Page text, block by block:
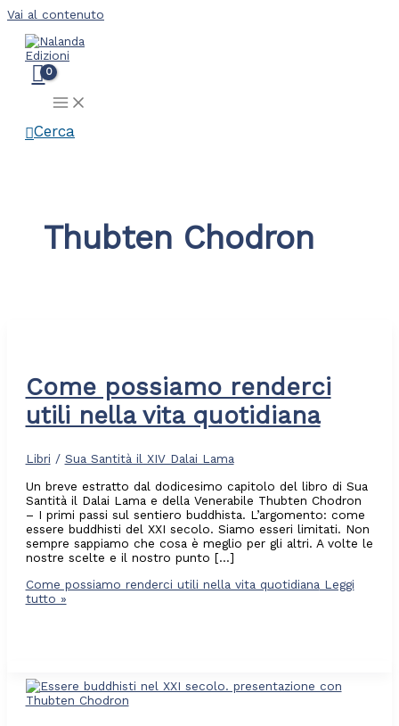
Vai al contenuto
Cerca
Thubten Chodron
Come possiamo renderci
utili nella vita quotidiana
Libri / Sua Santità il XIV Dalai Lama
Un breve estratto dal dodicesimo capitolo del libro di Sua
Santità il Dalai Lama e della Venerabile Thubten Chodron
– I primi passi sul sentiero buddhista. L’argomento: come
essere buddhisti del XXI secolo. Siamo esseri limitati. Non
sempre sappiamo che cosa è meglio per gli altri. A volte le
nostre scelte e il nostro punto […]
Come possiamo renderci utili nella vita quotidiana Leggi
tutto »